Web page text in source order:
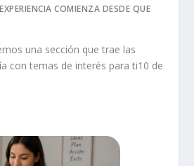
COMIENZA DESDE QUE
una sección que trae las
con temas de interés para ti10 de